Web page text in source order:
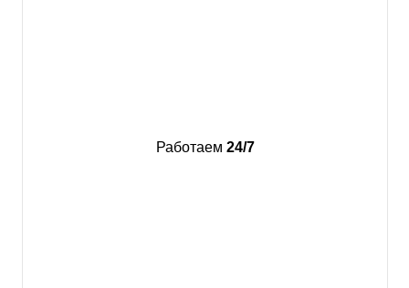
Работаем 24/7